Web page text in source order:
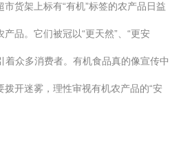
货架上标有“有机”标签的农产品日益
品。它们被冠以“更天然”、“更安
着众多消费者。有机食品真的像宣传中
开迷雾，理性审视有机农产品的“安